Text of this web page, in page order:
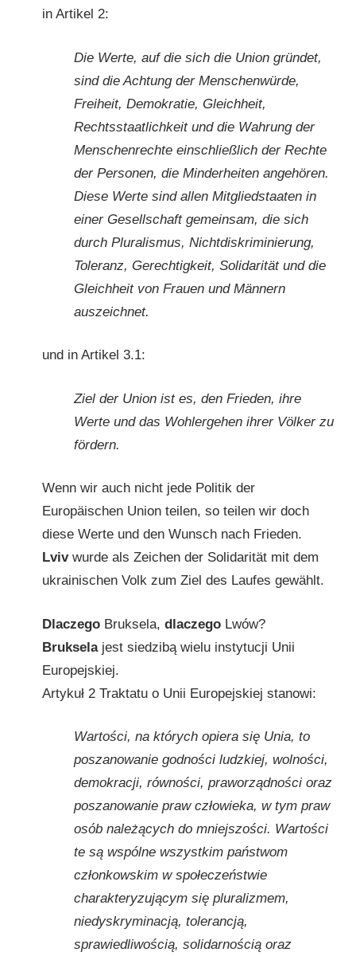
in Artikel 2:
Die Werte, auf die sich die Union gründet,
sind die Achtung der Menschenwürde,
Freiheit, Demokratie, Gleichheit,
Rechtsstaatlichkeit und die Wahrung der
Menschenrechte einschließlich der Rechte
der Personen, die Minderheiten angehören.
Diese Werte sind allen Mitgliedstaaten in
einer Gesellschaft gemeinsam, die sich
durch Pluralismus, Nichtdiskriminierung,
Toleranz, Gerechtigkeit, Solidarität und die
Gleichheit von Frauen und Männern
auszeichnet.
und in Artikel 3.1:
Ziel der Union ist es, den Frieden, ihre
Werte und das Wohlergehen ihrer Völker zu
fördern.
Wenn wir auch nicht jede Politik der
Europäischen Union teilen, so teilen wir doch
diese Werte und den Wunsch nach Frieden.
Lvivwurde als Zeichen der Solidarität mit dem
ukrainischen Volk zum Ziel des Laufes gewählt.
DlaczegoBruksela, dlaczegoLwów?
Brukselajest siedzibą wielu instytucji Unii
Europejskiej.
Artykuł 2 Traktatu o Unii Europejskiej stanowi:
Wartości, na których opiera się Unia, to
poszanowanie godności ludzkiej, wolności,
demokracji, równości, praworządności oraz
poszanowanie praw człowieka, w tym praw
osób należących do mniejszości. Wartości
te są wspólne wszystkim państwom
członkowskim w społeczeństwie
charakteryzującym się pluralizmem,
niedyskryminacją, tolerancją,
sprawiedliwością, solidarnością oraz